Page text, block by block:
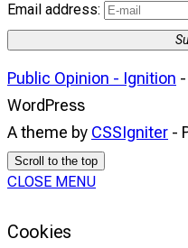
Email address:
Public Opinion - Ignition
WordPress
A theme by CSSIgniter -
Scroll to the top
CLOSE MENU
Cookies